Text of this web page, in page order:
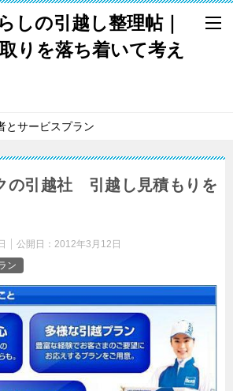
しの引越し整理帖｜
りを落ち着いて考え
とサービスプラン
の引越社 引越し見積もりを
公開日： 2012年3月12日
ン